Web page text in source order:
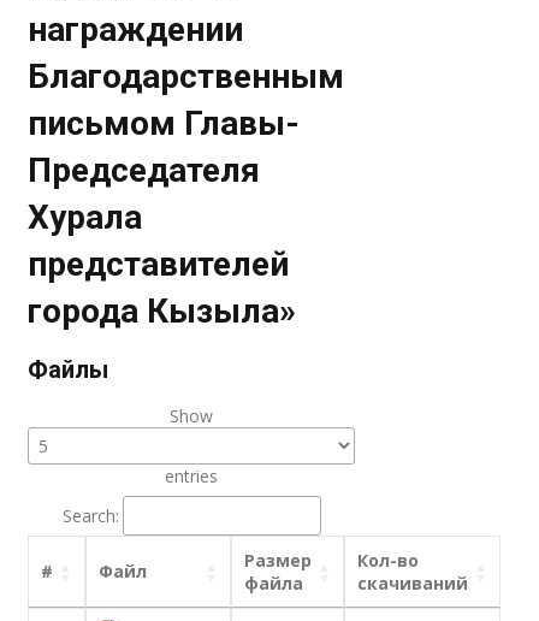
награждении
Благодарственным
письмом Главы-
Председателя
Хурала
представителей
города Кызыла»
Файлы
Show
entries
Search:
# Файл
Размер
файла
Кол-во
скачиваний